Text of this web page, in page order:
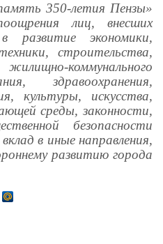
350-летия Пензы»
лиц, внесших
развитие экономики,
строительства,
коммунального
здравоохранения,
культуры, искусства,
среды, законности,
безопасности
в иные направления,
развитию города